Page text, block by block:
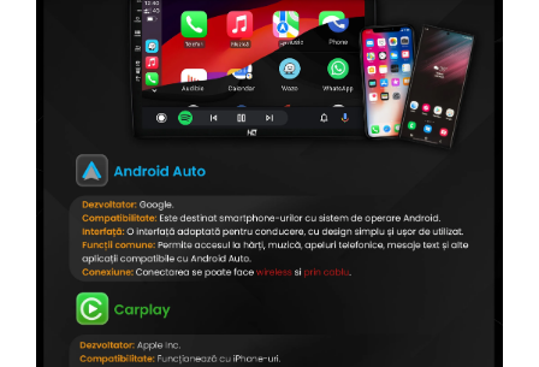
Conectică Peugeot
Conectică Isuzu
Conectică Mazda
Conectică Subaru
Conectică Iveco